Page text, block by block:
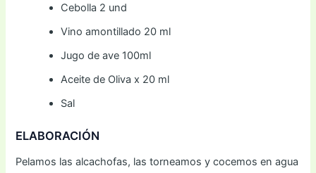
Cebolla 2 und
Vino amontillado 20 ml
Jugo de ave 100ml
Aceite de Oliva x 20 ml
Sal
ELABORACIÓN
Pelamos las alcachofas, las torneamos y cocemos en agua